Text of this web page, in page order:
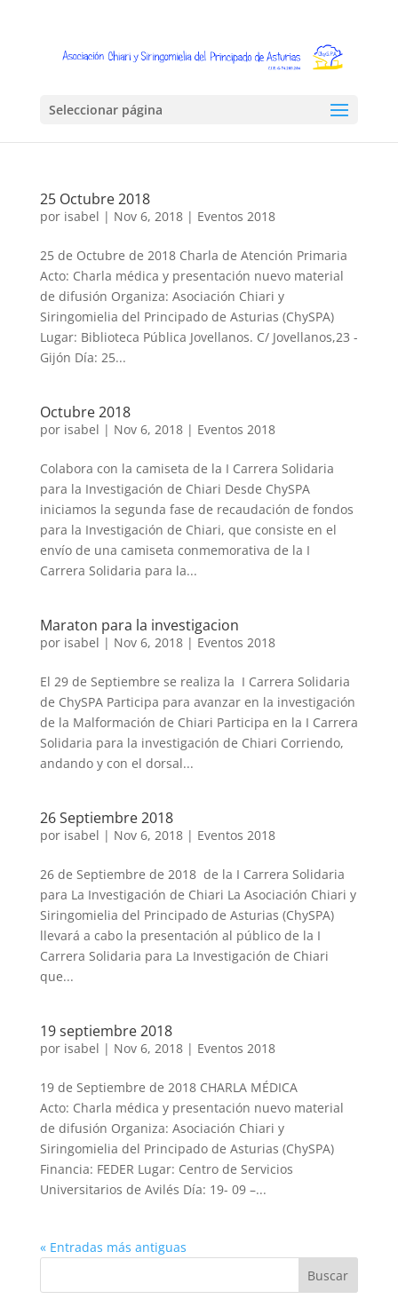
Seleccionar página
25 Octubre 2018
por isabel | Nov 6, 2018| Eventos 2018
25 de Octubre de 2018 Charla de Atención Primaria
Acto: Charla médica y presentación nuevo material
de difusión Organiza: Asociación Chiari y
Siringomielia del Principado de Asturias (ChySPA)
Lugar: Biblioteca Pública Jovellanos. C/ Jovellanos,23 -
Gijón Día: 25...
Octubre 2018
por isabel | Nov 6, 2018| Eventos 2018
Colabora con la camiseta de la I Carrera Solidaria
para la Investigación de Chiari Desde ChySPA
iniciamos la segunda fase de recaudación de fondos
para la Investigación de Chiari, que consiste en el
envío de una camiseta conmemorativa de la I
Carrera Solidaria para la...
Maraton para la investigacion
por isabel | Nov 6, 2018| Eventos 2018
El 29 de Septiembre se realiza la I Carrera Solidaria
de ChySPA Participa para avanzar en la investigación
de la Malformación de Chiari Participa en la I Carrera
Solidaria para la investigación de Chiari Corriendo,
andando y con el dorsal...
26 Septiembre 2018
por isabel | Nov 6, 2018| Eventos 2018
26 de Septiembre de 2018 de la I Carrera Solidaria
para La Investigación de Chiari La Asociación Chiari y
Siringomielia del Principado de Asturias (ChySPA)
llevará a cabo la presentación al público de la I
Carrera Solidaria para La Investigación de Chiari
que...
19 septiembre 2018
por isabel | Nov 6, 2018| Eventos 2018
19 de Septiembre de 2018 CHARLA MÉDICA
Acto: Charla médica y presentación nuevo material
de difusión Organiza: Asociación Chiari y
Siringomielia del Principado de Asturias (ChySPA)
Financia: FEDER Lugar: Centro de Servicios
Universitarios de Avilés Día: 19- 09 –...
« Entradas más antiguas